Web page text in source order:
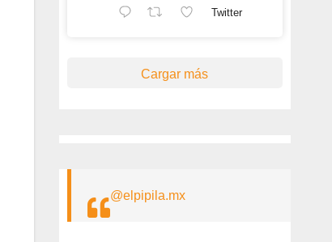
Twitter
Cargar más
@elpipila.mx